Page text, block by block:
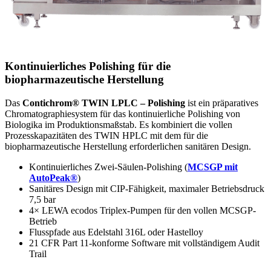
Kontinuierliches Polishing für die
biopharmazeutische Herstellung
Das Contichrom® TWIN LPLC – Polishing ist ein präparatives
Chromatographiesystem für das kontinuierliche Polishing von
Biologika im Produktionsmaßstab. Es kombiniert die vollen
Prozesskapazitäten des TWIN HPLC mit dem für die
biopharmazeutische Herstellung erforderlichen sanitären Design.
Kontinuierliches Zwei-Säulen-Polishing (MCSGP mit
AutoPeak®)
Sanitäres Design mit CIP-Fähigkeit, maximaler Betriebsdruck
7,5 bar
4× LEWA ecodos Triplex-Pumpen für den vollen MCSGP-
Betrieb
Flusspfade aus Edelstahl 316L oder Hastelloy
21 CFR Part 11-konforme Software mit vollständigem Audit
Trail